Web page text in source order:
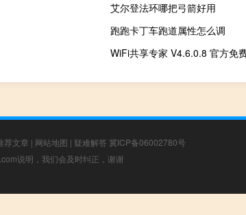
艾尔登法环哪把弓箭好用
跑跑卡丁车跑道属性怎么调
荐文章 | 网站地图 | 疑难解答 冀ICP备06002780号
说明，我们会及时纠正，谢谢